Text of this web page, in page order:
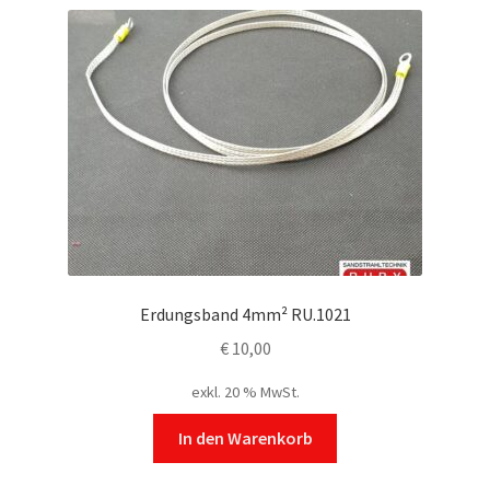
Erdungsband 4mm² RU.1021
€10,00
exkl. 20 % MwSt.
In den Warenkorb